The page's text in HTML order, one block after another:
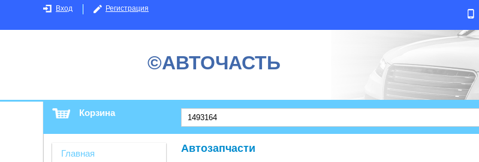
Вход Регистрация
©АВТОЧАСТЬ
Корзина
Главная Автозапчасти